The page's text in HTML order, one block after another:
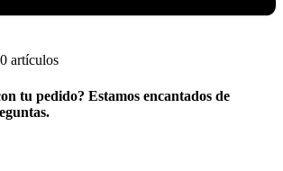
artículos
tu pedido? Estamos encantados de